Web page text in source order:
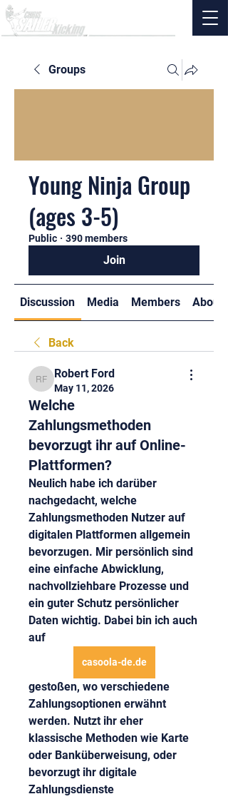
Groups
Young Ninja Group
(ages 3-5)
Public · 390 members
Join
Discussion Media Members About
Back
Robert Ford
Robert Ford
May 11, 2026
Welche
Zahlungsmethoden
bevorzugt ihr auf Online-
Plattformen?
Neulich habe ich darüber
nachgedacht, welche
Zahlungsmethoden Nutzer auf
digitalen Plattformen allgemein
bevorzugen. Mir persönlich sind
eine einfache Abwicklung,
nachvollziehbare Prozesse und
ein guter Schutz persönlicher
Daten wichtig. Dabei bin ich auch
auf
casoola-de.de
gestoßen, wo verschiedene
Zahlungsoptionen erwähnt
werden. Nutzt ihr eher
klassische Methoden wie Karte
oder Banküberweisung, oder
bevorzugt ihr digitale
Zahlungsdienste